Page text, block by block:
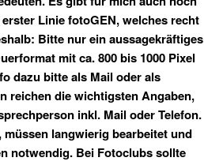
Linie fotoGEN, welches recht
Bitte nur ein aussagekräftiges
mit ca. 800 bis 1000 Pixel
dazu bitte als Mail oder als
reichen die wichtigsten Angaben,
inkl. Mail oder Telefon.
langwierig bearbeitet und
notwendig. Bei Fotoclubs sollte